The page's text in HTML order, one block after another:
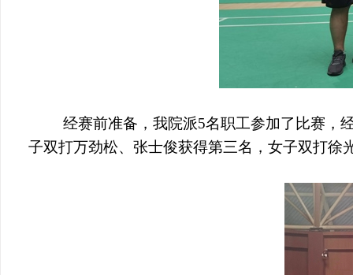
经赛前准备，我院派5名职工参加了比赛，
子双打万劲松、张士俊获得第三名，女子双打